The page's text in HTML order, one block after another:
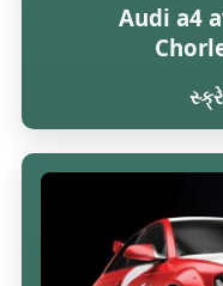
Audi a4